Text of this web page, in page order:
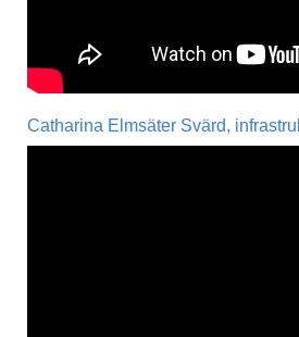
Catharina Elmsäter Svärd,